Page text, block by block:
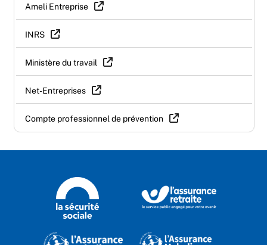
Ameli Entreprise
INRS
Ministère du travail
Net-Entreprises
Compte professionnel de prévention